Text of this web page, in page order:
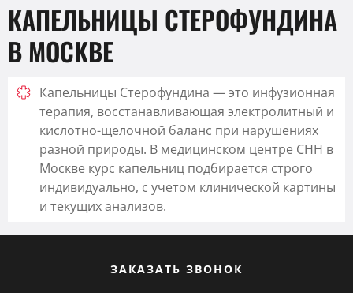
КАПЕЛЬНИЦЫ СТЕРОФУНДИНА
В МОСКВЕ
Капельницы Стерофундина — это инфузионная
терапия, восстанавливающая электролитный и
кислотно-щелочной баланс при нарушениях
разной природы. В медицинском центре CHH в
Москве курс капельниц подбирается строго
индивидуально, с учетом клинической картины
и текущих анализов.
ЗАКАЗАТЬ ЗВОНОК